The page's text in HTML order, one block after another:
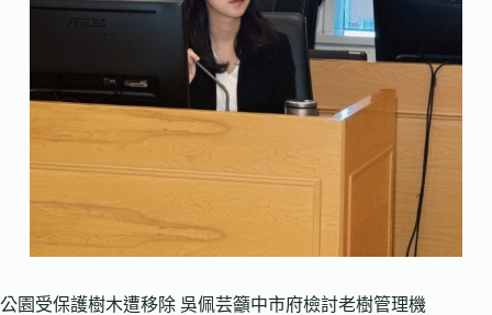
公園受保護樹木遭移除 吳佩芸籲中市府檢討老樹管理機